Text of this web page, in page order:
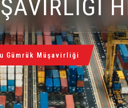
Gümrük Müşavirliği